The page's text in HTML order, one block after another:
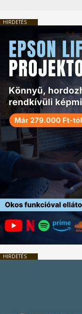
HIRDETÉS
HIRDETÉS